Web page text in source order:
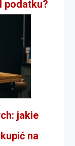
podatku?
jakie
na